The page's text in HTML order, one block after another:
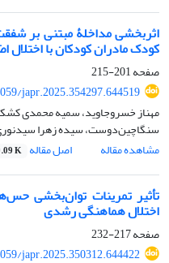
اثربخشی مداخلۀ مبتنی بر
کودک مادران کودکان با اختلال
صفحه201-215
japr.2025.354297.644519
مهناز خسروجاوید، سمیه محمدی
‌سنگاچین‌‌دوست، سیده زهرا
مشاهده مقاله
اصل مقاله K
تأثیر تمرینات توان‌بخشی
اختلال هماهنگی رشدی
صفحه217-232
japr.2025.350312.644422